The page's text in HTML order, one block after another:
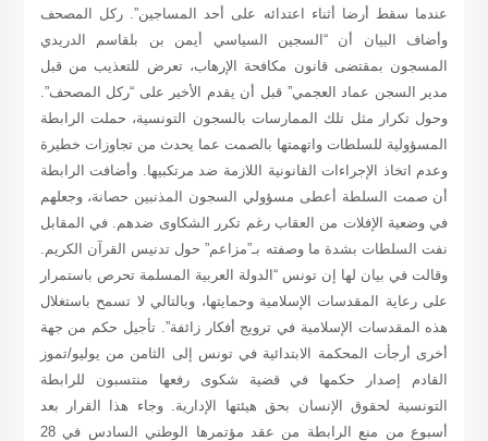
عندما سقط أرضا أثناء اعتدائه على أحد المساجين”.ركل المصحف
وأضاف البيان أن “السجين السياسي أيمن بن بلقاسم الدريدي
المسجون بمقتضى قانون مكافحة الإرهاب، تعرض للتعذيب من قبل
مدير السجن عماد العجمي” قبل أن يقدم الأخير على “ركل المصحف”.
وحول تكرار مثل تلك الممارسات بالسجون التونسية، حملت الرابطة
المسؤولية للسلطات واتهمتها بالصمت عما يحدث من تجاوزات خطيرة
وعدم اتخاذ الإجراءات القانونية اللازمة ضد مرتكبيها. وأضافت الرابطة
أن صمت السلطة أعطى مسؤولي السجون المذنبين حصانة، وجعلهم
في وضعية الإفلات من العقاب رغم تكرر الشكاوى ضدهم. في المقابل
نفت السلطات بشدة ما وصفته بـ”مزاعم” حول تدنيس القرآن الكريم.
وقالت في بيان لها إن تونس “الدولة العربية المسلمة تحرص باستمرار
على رعاية المقدسات الإسلامية وحمايتها، وبالتالي لا تسمح باستغلال
هذه المقدسات الإسلامية في ترويج أفكار زائفة”.تأجيل حكم من جهة
أخرى أرجأت المحكمة الابتدائية في تونس إلى الثامن من يوليو/تموز
القادم إصدار حكمها في قضية شكوى رفعها منتسبون للرابطة
التونسية لحقوق الإنسان بحق هيئتها الإدارية. وجاء هذا القرار بعد
أسبوع من منع الرابطة من عقد مؤتمرها الوطني السادس في 28